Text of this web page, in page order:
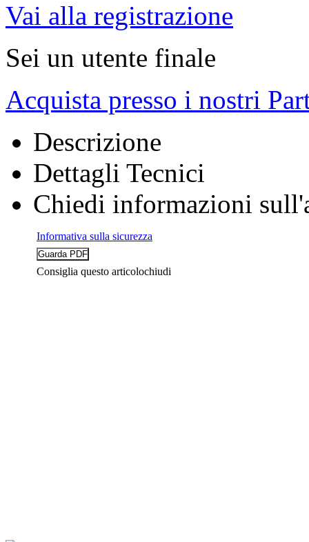
Vai alla registrazione
Sei un utente finale
Acquista presso i nostri
Descrizione
Dettagli Tecnici
Chiedi informazioni
Informativa sulla sicurezza
Consiglia questo articolochiudi